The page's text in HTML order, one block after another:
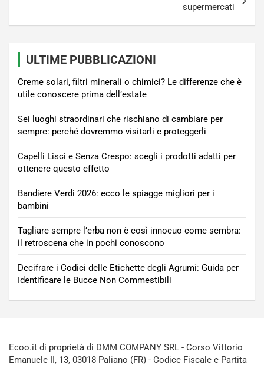
supermercati
ULTIME PUBBLICAZIONI
Creme solari, filtri minerali o chimici? Le differenze che è
utile conoscere prima dell’estate
Sei luoghi straordinari che rischiano di cambiare per
sempre: perché dovremmo visitarli e proteggerli
Capelli Lisci e Senza Crespo: scegli i prodotti adatti per
ottenere questo effetto
Bandiere Verdi 2026: ecco le spiagge migliori per i
bambini
Tagliare sempre l’erba non è così innocuo come sembra:
il retroscena che in pochi conoscono
Decifrare i Codici delle Etichette degli Agrumi: Guida per
Identificare le Bucce Non Commestibili
Ecoo.it di proprietà di DMM COMPANY SRL - Corso Vittorio
Emanuele II, 13, 03018 Paliano (FR) - Codice Fiscale e Partita